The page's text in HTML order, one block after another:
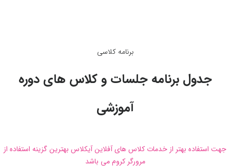
برنامه کلاسی
جدول برنامه جلسات و کلاس های دوره
آموزشی
جهت استفاده بهتر از خدمات کلاس های آفلاین آیکلاس بهترین گزینه استفاده از
مرورگر کروم می باشد